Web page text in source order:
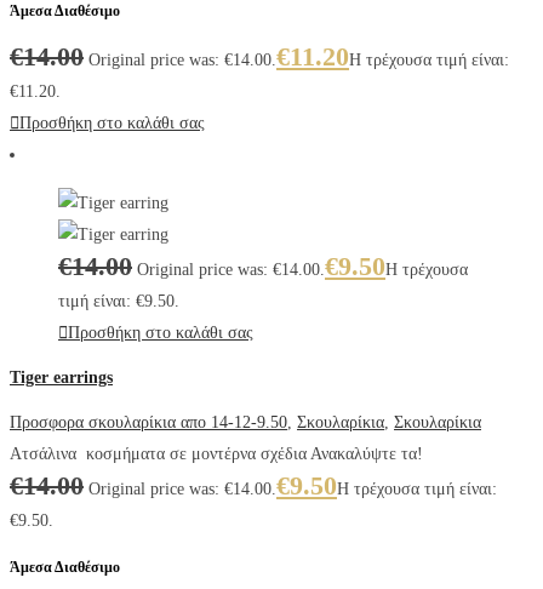
Άμεσα Διαθέσιμο
€14.00 Original price was: €14.00. €11.20Η τρέχουσα τιμή είναι:
€11.20.
Προσθήκη στο καλάθι σας
€14.00 Original price was: €14.00. €9.50Η τρέχουσα
τιμή είναι: €9.50.
Προσθήκη στο καλάθι σας
Tiger earrings
Προσφορα σκουλαρίκια απο 14-12-9.50 Σκουλαρίκια Σκουλαρίκια
Ατσάλινα κοσμήματα σε μοντέρνα σχέδια Ανακαλύψτε τα!
€14.00 Original price was: €14.00. €9.50Η τρέχουσα τιμή είναι:
€9.50.
Άμεσα Διαθέσιμο